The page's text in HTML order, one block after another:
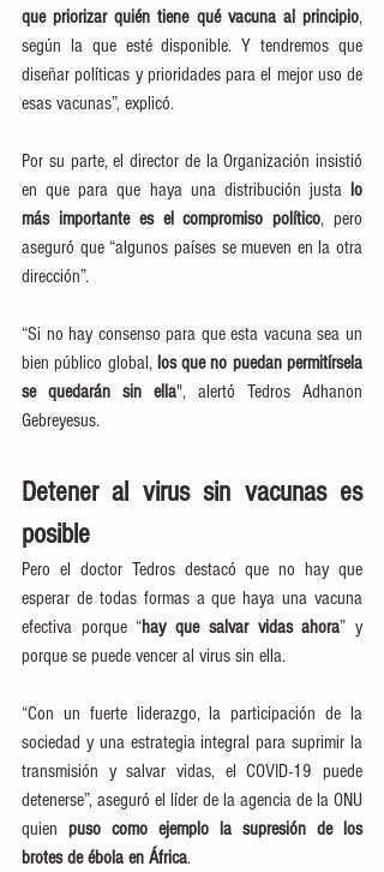
que priorizar quién tiene qué vacuna al principio,
según la que esté disponible. Y tendremos que
diseñar políticas y prioridades para el mejor uso de
esas vacunas”, explicó.
Por su parte, el director de la Organización insistió
en que para que haya una distribución justa lo
más importante es el compromiso político, pero
aseguró que “algunos países se mueven en la otra
dirección”.
“Si no hay consenso para que esta vacuna sea un
bien público global, los que no puedan permitírsela
se quedarán sin ella", alertó Tedros Adhanon
Gebreyesus.
Detener al virus sin vacunas es
posible
Pero el doctor Tedros destacó que no hay que
esperar de todas formas a que haya una vacuna
efectiva porque “hay que salvar vidas ahora” y
porque se puede vencer al virus sin ella.
“Con un fuerte liderazgo, la participación de la
sociedad y una estrategia integral para suprimir la
transmisión y salvar vidas, el COVID-19 puede
detenerse”, aseguró el líder de la agencia de la ONU
quien puso como ejemplo la supresión de los
brotes de ébola en África.